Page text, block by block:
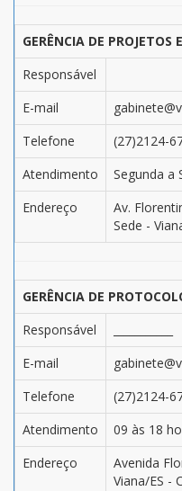
GERÊNCIA DE PROJETOS
Responsável
E-mail
Telefone
(27)2124-
Atendimento
Segunda a
Endereço
Av.
Sede -
GERÊNCIA DE
Responsável
E-mail
Telefone
(27)2124-
Atendimento
09 às 18
Endereço
Avenida
Viana/ES -